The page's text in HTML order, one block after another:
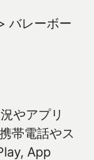
バレーボー
やアプリ
帯電話やス
App